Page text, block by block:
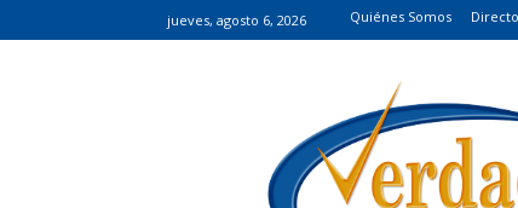
jueves, agosto 6, 2026 Quiénes Somos